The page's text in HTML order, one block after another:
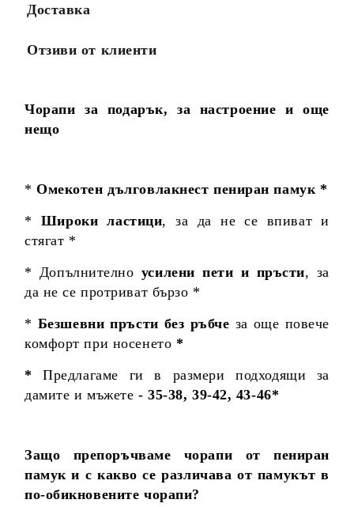
Доставка
Отзиви от клиенти
Чорапи за подарък, за настроение и още
нещо
*Омекотен дълговлакнест пениран памук *
* Широки ластици, за да не се впиват и
стягат *
* Допълнително усилени пети и пръсти, за
да не се протриват бързо *
* Безшевни пръсти без ръбче за още повече
комфорт при носенето *
*Предлагаме ги в размери подходящи за
дамите и мъжете - 35-38, 39-42, 43-46*
Защо препоръчваме чорапи от пениран
памук и с какво се различава от памукът в
по-обикновените чорапи?